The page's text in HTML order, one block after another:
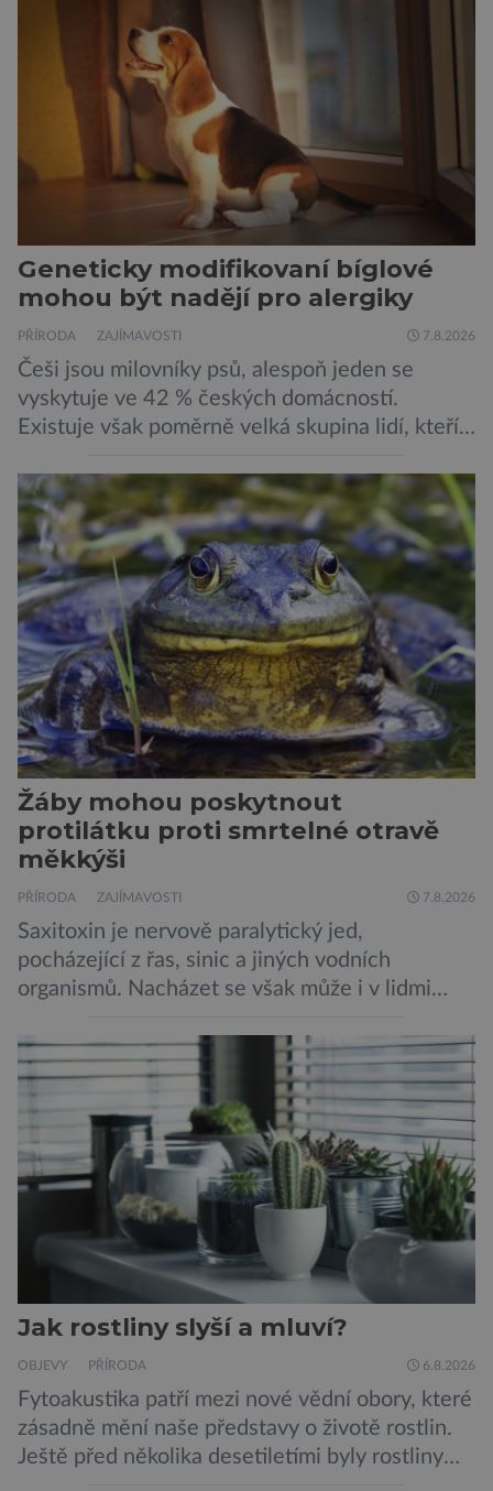
Geneticky modifikovaní bíglové
mohou být nadějí pro alergiky
PŘÍRODA ZAJÍMAVOSTI 7.8.2026
Češi jsou milovníky psů, alespoň jeden se
vyskytuje ve 42 % českých domácností.
Existuje však poměrně velká skupina lidí, kteří
jsou alergičtí. Jejich imunitní systém
přecitlivěle reaguje na proteiny obsažené v
psích slinách, potu, moči a šupinkách kůže,
zachycených v srsti. Vědci nyní geneticky
upravili psy, aby […]
Žáby mohou poskytnout
protilátku proti smrtelné otravě
měkkýši
PŘÍRODA ZAJÍMAVOSTI 7.8.2026
Saxitoxin je nervově paralytický jed,
pocházející z řas, sinic a jiných vodních
organismů. Nacházet se však může i v lidmi
slávky. K příznakům otravy patří paralýza
dýchacích cest, dojít však může až k udušení.
Dosud proti tomuto jedu neexistovala
protilátka, nyní ji zřejmě vědci objevili, ovšem
její zdroj je […]
Jak rostliny slyší a mluví?
OBJEVY PŘÍRODA 6.8.2026
Fytoakustika patří mezi nové vědní obory, které
zásadně mění naše představy o životě rostlin.
Ještě před několika desetiletími byly rostliny